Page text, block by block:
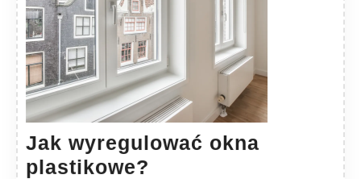
Jak wyregulować okna
plastikowe?